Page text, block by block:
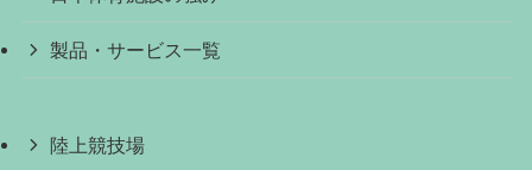
製品・サービス一覧
陸上競技場